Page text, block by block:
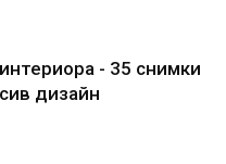
- 35 снимки
дизайн